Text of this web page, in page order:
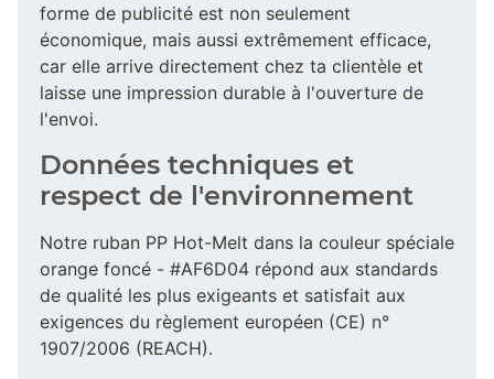
forme de publicité est non seulement
économique, mais aussi extrêmement efficace,
car elle arrive directement chez ta clientèle et
laisse une impression durable à l'ouverture de
l'envoi.
Données techniques et
respect de l'environnement
Notre ruban PP Hot-Melt dans la couleur spéciale
orange foncé - #AF6D04 répond aux standards
de qualité les plus exigeants et satisfait aux
exigences du règlement européen (CE) n°
1907/2006 (REACH).